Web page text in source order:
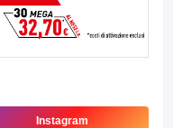
Instagram